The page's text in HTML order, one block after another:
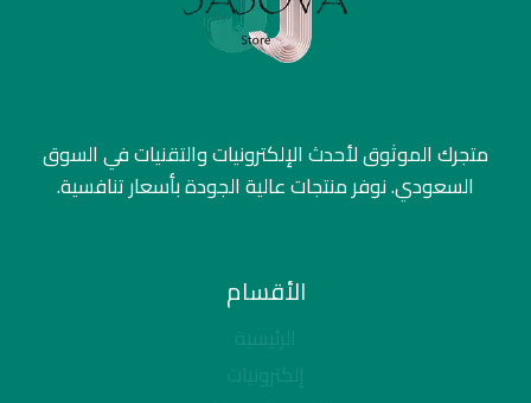
متجرك الموثوق لأحدث الإلكترونيات والتقنيات في السوق
السعودي. نوفر منتجات عالية الجودة بأسعار تنافسية.
الأقسام
الرئيسية
إلكترونيات